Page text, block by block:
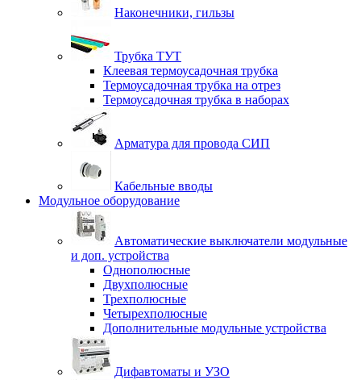
Наконечники, гильзы
Трубка ТУТ
Клеевая термоусадочная трубка
Термоусадочная трубка на отрез
Термоусадочная трубка в наборах
Арматура для провода СИП
Кабельные вводы
Модульное оборудование
Автоматические выключатели модульные
и доп. устройства
Однополюсные
Двухполюсные
Трехполюсные
Четырехполюсные
Дополнительные модульные устройства
Дифавтоматы и УЗО